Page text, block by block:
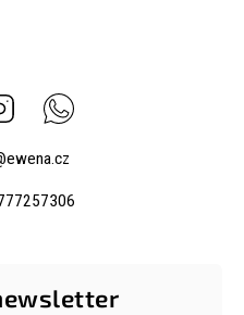
Instagram
ewena.cz